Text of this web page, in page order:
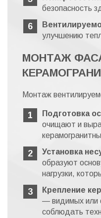
безопасность
улучшению
МОНТАЖ
Монтаж
Подготовка
очищают и
Установка
образуют
нагрузки,
Крепление
— видимых или
соблюдать